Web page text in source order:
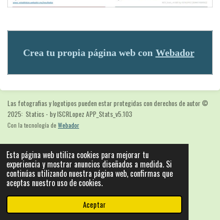
Esta página web utiliza cookies para mejorar tu
experiencia y mostrar anuncios diseñados a medida. Si
continúas utilizando nuestra página web, confirmas que
aceptas nuestro uso de cookies.
Aceptar
Crea tu propia página web con Webador
Las fotografias y logotipos pueden estar protegidas con derechos de autor©
2025: Statics - by ISCRLopez APP_Stats_v5.103
Con la tecnología de Webador